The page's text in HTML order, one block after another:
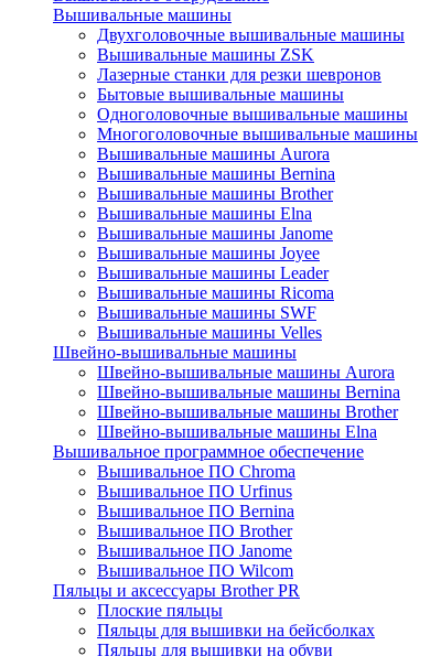
Вышивальные машины
Двухголовочные вышивальные машины
Вышивальные машины ZSK
Лазерные станки для резки шевронов
Бытовые вышивальные машины
Одноголовочные вышивальные машины
Многоголовочные вышивальные машины
Вышивальные машины Aurora
Вышивальные машины Bernina
Вышивальные машины Brother
Вышивальные машины Elna
Вышивальные машины Janome
Вышивальные машины Joyee
Вышивальные машины Leader
Вышивальные машины Ricoma
Вышивальные машины SWF
Вышивальные машины Velles
Швейно-вышивальные машины
Швейно-вышивальные машины Aurora
Швейно-вышивальные машины Bernina
Швейно-вышивальные машины Brother
Швейно-вышивальные машины Elna
Вышивальное программное обеспечение
Вышивальное ПО Chroma
Вышивальное ПО Urfinus
Вышивальное ПО Bernina
Вышивальное ПО Brother
Вышивальное ПО Janome
Вышивальное ПО Wilcom
Пяльцы и аксессуары Brother PR
Плоские пяльцы
Пяльцы для вышивки на бейсболках
Пяльцы для вышивки на обуви